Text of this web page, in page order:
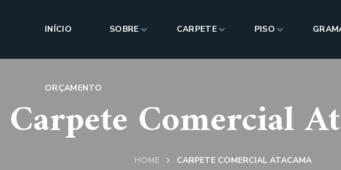
INÍCIO SOBRE CARPETE PISO
ORÇAMENTO
Carpete Comercial
HOME CARPETE COMERCIAL ATACAMA